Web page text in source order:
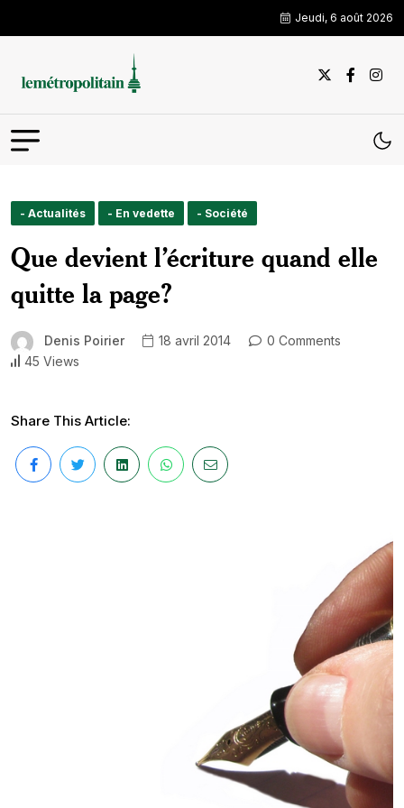
Jeudi, 6 août 2026
- Actualités - En vedette - Société
Que devient l’écriture quand elle
quitte la page?
Denis Poirier 18 avril 2014
0 Comments
45 Views
Share This Article: